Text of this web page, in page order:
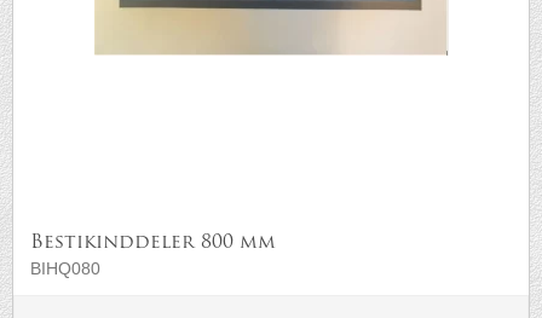
Bestikinddeler 800 mm
BIHQ080